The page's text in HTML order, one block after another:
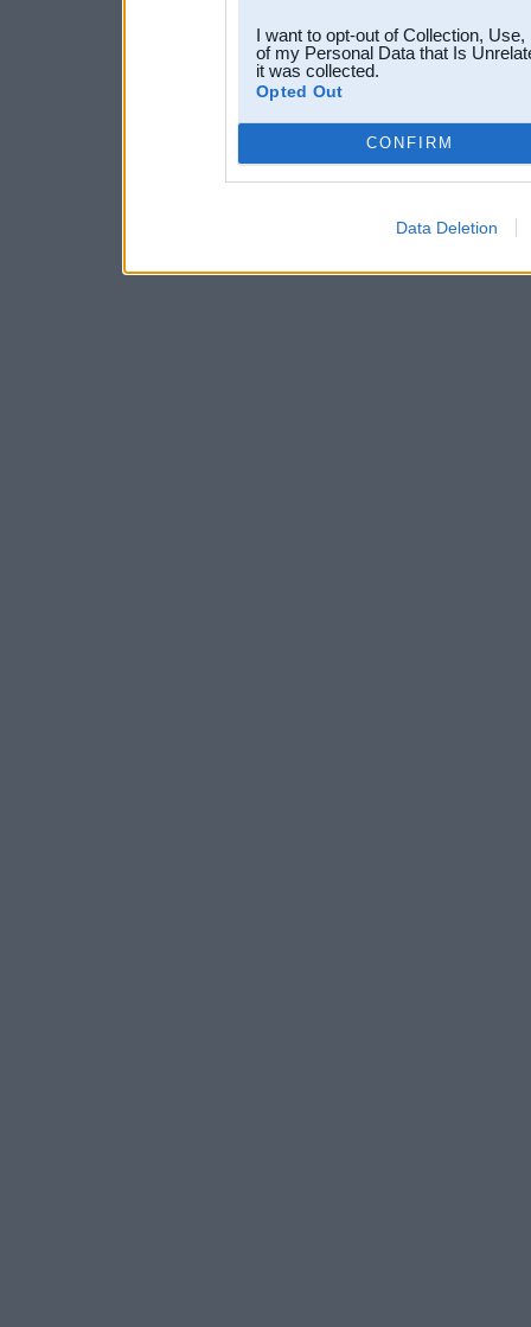
I want to opt-out of Collection,
of my Personal Data that Is
it was collected.
Opted Out
CONFIRM
Data Deletion